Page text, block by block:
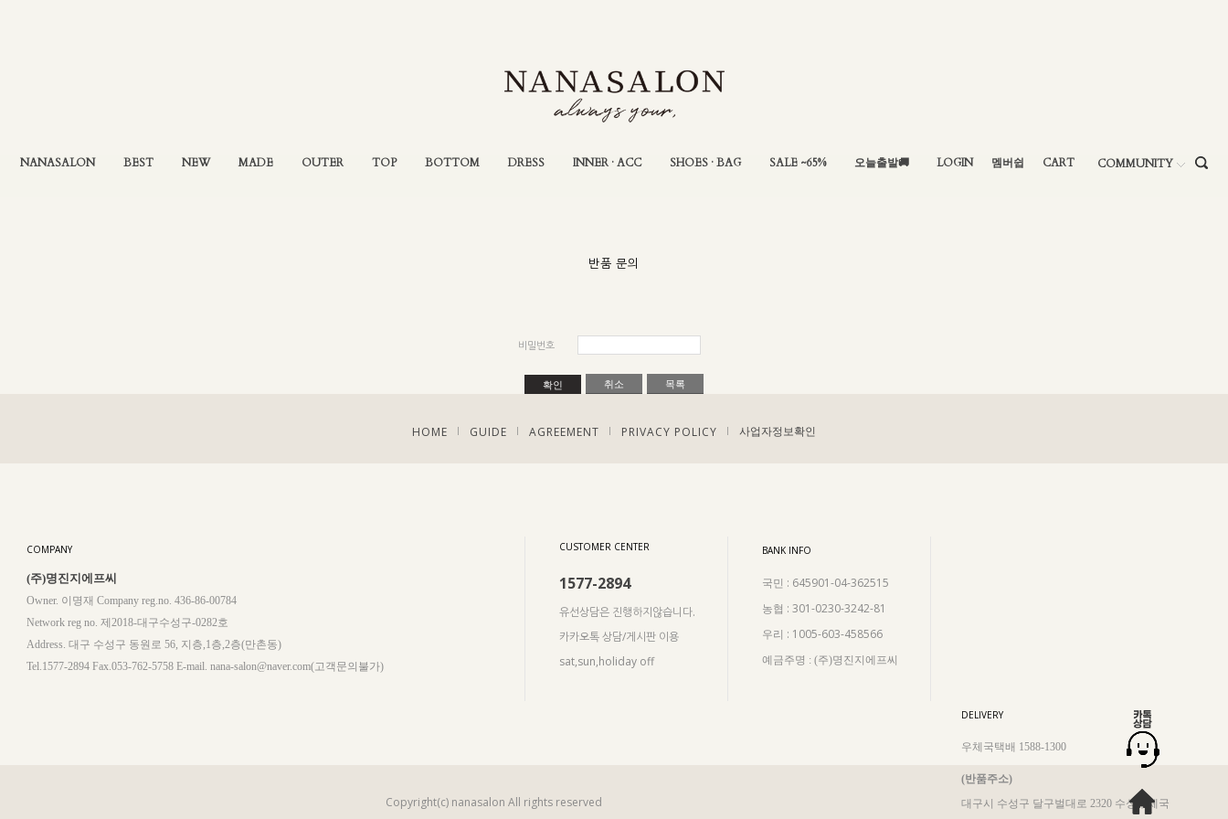
NANASALON BEST NEW MADE OUTER TOP BOTTOM DRESS INNER · ACC SHOES · BAG SALE ~65% 오늘출발🚚 LOGIN 멤버쉽 CART COMMUNITY
반품 문의
비밀번호
확인 취소 목록
HOME | GUIDE | AGREEMENT | PRIVACY POLICY | 사업자정보확인
COMPANY
(주)명진지에프씨
Owner. 이명재 Company reg.no. 436-86-00784
Network reg no. 제2018-대구수성구-0282호
Address. 대구 수성구 동원로 56, 지층,1층,2층(만촌동)
Tel.1577-2894 Fax.053-762-5758 E-mail. nana-salon@naver.com(고객문의불가)
CUSTOMER CENTER
1577-2894
유선상담은 진행하지않습니다.
카카오톡 상담/게시판 이용
sat,sun,holiday off
BANK INFO
국민 : 645901-04-362515
농협 : 301-0230-3242-81
우리 : 1005-603-458566
예금주명 : (주)명진지에프씨
DELIVERY
우체국택배 1588-1300
(반품주소)
대구시 수성구 달구벌대로 2320 수성우체국
Copyright(c) nanasalon All rights reserved